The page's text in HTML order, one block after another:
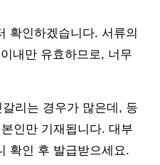
확인하겠습니다. 서류의
내만 유효하므로, 너무
리는 경우가 많은데, 등
인만 기재됩니다. 대부
확인 후 발급받으세요.